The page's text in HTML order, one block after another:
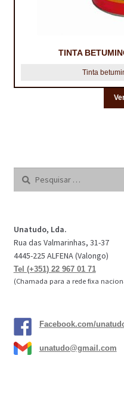
TINTA
Tinta
Pesquisar
Unatudo, Lda.
Rua das Valmarinhas, 31-37
4445-225 ALFENA (Valongo)
Tel (+351) 22 967 01 71
(Chamada para a rede fixa
Facebook.com/
unatudo@gmail.com